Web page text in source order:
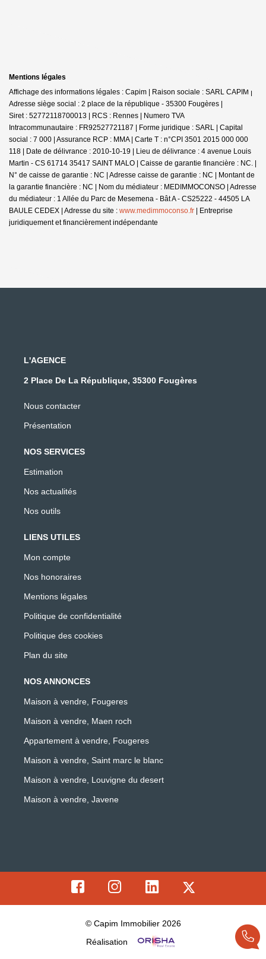
Mentions légales
Affichage des informations légales : Capim | Raison sociale : SARL CAPIM |
Adresse siège social : 2 place de la république - 35300 Fougères |
Siret : 52772118700013 | RCS : Rennes | Numero TVA
Intracommunautaire : FR92527721187 | Forme juridique : SARL | Capital
social : 7 000 | Assurance RCP : MMA | Carte T : n°CPI 3501 2015 000 000
118 | Date de délivrance : 2010-10-19 | Lieu de délivrance : 4 avenue Louis
Martin - CS 61714 35417 SAINT MALO | Caisse de garantie financière : NC. |
N° de caisse de garantie : NC | Adresse caisse de garantie : NC | Montant de
la garantie financière : NC | Nom du médiateur : MEDIMMOCONSO | Adresse
du médiateur : 1 Allée du Parc de Mesemena - Bât A - CS25222 - 44505 LA
BAULE CEDEX | Adresse du site : www.medimmoconso.fr | Entreprise
juridiquement et financièrement indépendante
L'AGENCE
2 Place De La République, 35300 Fougères
Nous contacter
Présentation
NOS SERVICES
Estimation
Nos actualités
Nos outils
LIENS UTILES
Mon compte
Nos honoraires
Mentions légales
Politique de confidentialité
Politique des cookies
Plan du site
NOS ANNONCES
Maison à vendre, Fougeres
Maison à vendre, Maen roch
Appartement à vendre, Fougeres
Maison à vendre, Saint marc le blanc
Maison à vendre, Louvigne du desert
Maison à vendre, Javene
© Capim Immobilier 2026
Réalisation